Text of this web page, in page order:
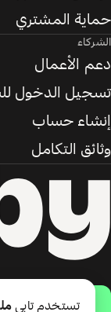
حماية المشتري
الشركاء
دعم الأعمال
تسجيل الدخول
إنشاء حساب
وثائق التكامل
تستخدم تابي